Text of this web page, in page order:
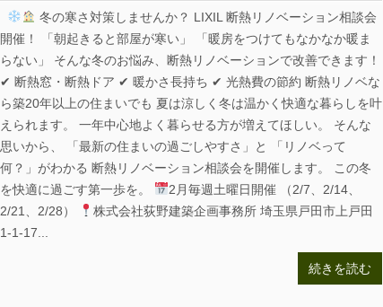
冬の寒さ対策しませんか？ LIXIL 断熱リノベーション相談会
開催！ 「朝起きると部屋が寒い」 「暖房をつけてもなかなか暖ま
らない」 そんな冬のお悩み、断熱リノベーションで改善できます！
✔ 断熱窓・断熱ドア ✔ 暖かさ長持ち ✔ 光熱費の節約 断熱リノベな
ら築20年以上の住まいでも 夏は涼しく冬は温かく快適な暮らしを叶
えられます。 一年中心地よく暮らせる方が増えてほしい。 そんな
思いから、 「最新の住まいの過ごしやすさ」と 「リノベって
何？」がわかる 断熱リノベーション相談会を開催します。 この冬
を快適に過ごす第一歩を。
2月毎週土曜日開催 （2/7、2/14、
2/21、2/28）
株式会社荻野建築企画事務所 埼玉県戸田市上戸田
1-1-17...
続きを読む